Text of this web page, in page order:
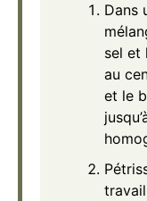
Dans
sel et
au
et le